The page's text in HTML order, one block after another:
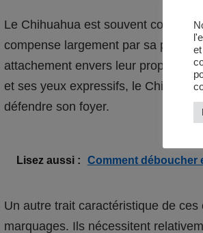
Le Chihuahua est souvent
compense largement par sa
attachement envers leur
et ses yeux expressifs, le
défendre son foyer.
Lisez aussi : Comment déboucher
Un autre trait caractéristique de
marquages. Ils nécessitent